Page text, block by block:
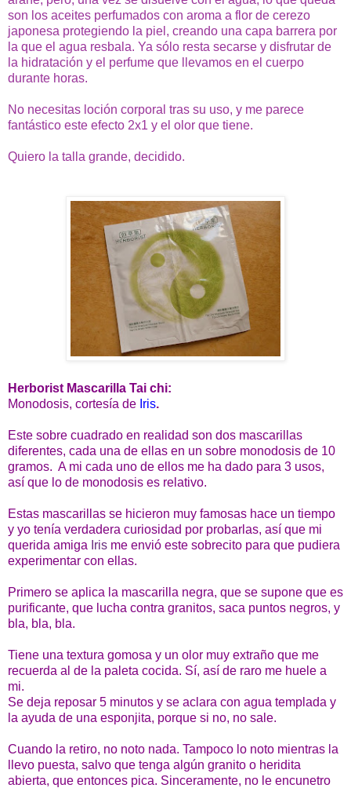
son los aceites perfumados con aroma a flor de cerezo
japonesa protegiendo la piel, creando una capa barrera por
la que el agua resbala. Ya sólo resta secarse y disfrutar de
la hidratación y el perfume que llevamos en el cuerpo
durante horas.
No necesitas loción corporal tras su uso, y me parece
fantástico este efecto 2x1 y el olor que tiene.
Quiero la talla grande, decidido.
Herborist Mascarilla Tai chi:
Monodosis, cortesía de Iris.
Este sobre cuadrado en realidad son dos mascarillas
diferentes, cada una de ellas en un sobre monodosis de 10
gramos. A mi cada uno de ellos me ha dado para 3 usos,
así que lo de monodosis es relativo.
Estas mascarillas se hicieron muy famosas hace un tiempo
y yo tenía verdadera curiosidad por probarlas, así que mi
querida amiga Iris me envió este sobrecito para que pudiera
experimentar con ellas.
Primero se aplica la mascarilla negra, que se supone que es
purificante, que lucha contra granitos, saca puntos negros, y
bla, bla, bla.
Tiene una textura gomosa y un olor muy extraño que me
recuerda al de la paleta cocida. Sí, así de raro me huele a
mi.
Se deja reposar 5 minutos y se aclara con agua templada y
la ayuda de una esponjita, porque si no, no sale.
Cuando la retiro, no noto nada. Tampoco lo noto mientras la
llevo puesta, salvo que tenga algún granito o heridita
abierta, que entonces pica. Sinceramente, no le encunetro